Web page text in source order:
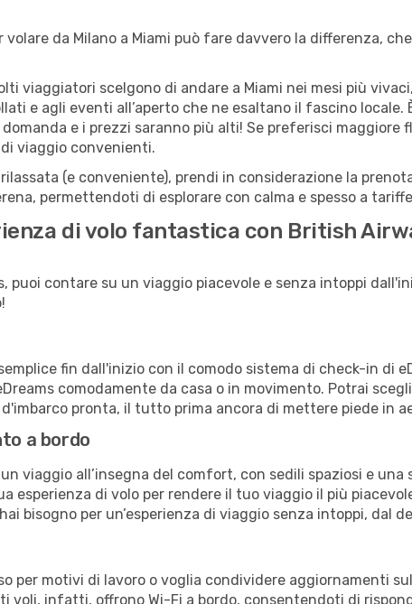
da Milano a Miami può fare davvero la differenza,
viaggiatori scelgono di andare a Miami nei mesi più
e agli eventi all’aperto che ne esaltano il fascino locale.
e i prezzi saranno più alti! Se preferisci
viaggio convenienti.
(e conveniente), prendi in considerazione la
permettendoti di esplorare con calma e spesso a
di volo fantastica con British
puoi contare su un viaggio piacevole e senza intoppi
fin dall'inizio con il comodo sistema di check-in di
comodamente da casa o in movimento. Potrai
pronta, il tutto prima ancora di mettere piede in
a bordo
viaggio all’insegna del comfort, con sedili spaziosi e
esperienza di volo per rendere il tuo viaggio il più
bisogno per un’esperienza di viaggio senza intoppi, dal
per motivi di lavoro o voglia condividere aggiornamenti
voli, infatti, offrono Wi-Fi a bordo, consentendoti di